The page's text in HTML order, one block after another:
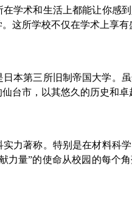
学术和生活上都能让你感
所学校不仅在学术上享有
日本第三所旧制帝国大学。
台市，以其悠久的历史和
力著称。特别是在材料科
力量”的使命从校园的每个